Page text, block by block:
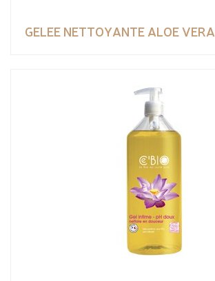
GELEE NETTOYANTE ALOE VERA